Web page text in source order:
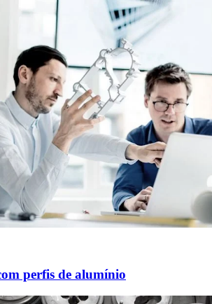
perfis de alumínio